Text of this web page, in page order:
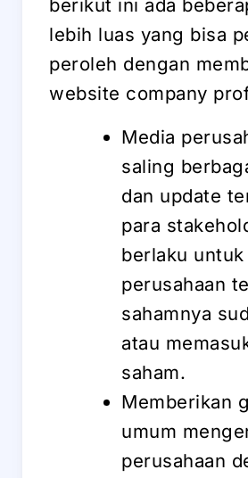
berikut ini ada
lebih luas yang bisa
peroleh dengan
website company
Media
saling
dan update
para
berlaku untuk
perusahaan
sahamnya
atau
saham.
Memberikan
umum
perusahaan